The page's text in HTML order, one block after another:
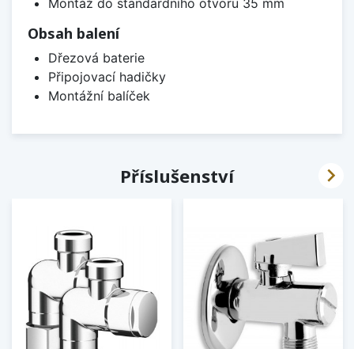
Obsah balení
Dřezová baterie
Připojovací hadičky
Montážní balíček
Příslušenství 